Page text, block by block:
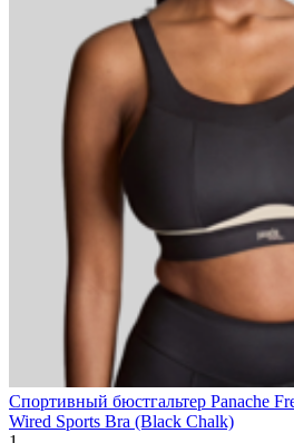
Спортивный бюстгальтер Panache
Wired Sports Bra (Black Chalk)